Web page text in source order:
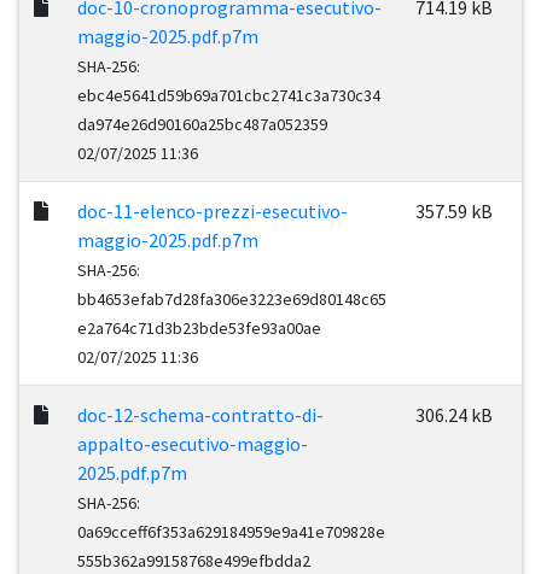
doc-10-cronoprogramma-esecutivo-
maggio-2025.pdf.p7m
SHA-256:
ebc4e5641d59b69a701cbc2741c3a730c34
da974e26d90160a25bc487a052359
02/07/2025 11:36
714.19 kB
doc-11-elenco-prezzi-esecutivo-
maggio-2025.pdf.p7m
SHA-256:
bb4653efab7d28fa306e3223e69d80148c65
e2a764c71d3b23bde53fe93a00ae
02/07/2025 11:36
357.59 kB
doc-12-schema-contratto-di-
appalto-esecutivo-maggio-
2025.pdf.p7m
SHA-256:
0a69cceff6f353a629184959e9a41e709828e
555b362a99158768e499efbdda2
306.24 kB